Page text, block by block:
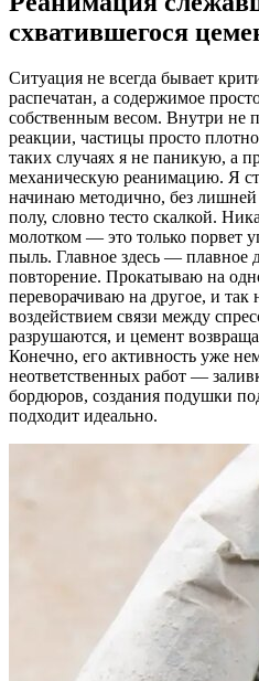
схватившегося
Ситуация не всегда бывает
распечатан, а содержимое
собственным весом. Внутри не
реакции, частицы просто
таких случаях я не паникую, а
механическую реанимацию. Я
начинаю методично, без лишней
полу, словно тесто скалкой.
молотком — это только порвет
пыль. Главное здесь — плавное
повторение. Прокатываю на
переворачиваю на другое, и так
воздействием связи между
разрушаются, и цемент
Конечно, его активность уже
неответственных работ —
бордюров, создания подушки
подходит идеально.